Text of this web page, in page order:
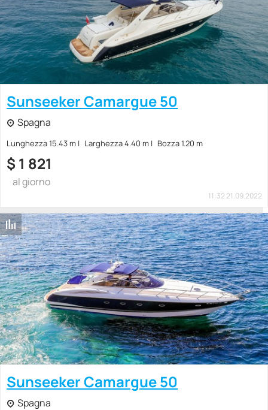
Sunseeker Camargue 50
Spagna
Lunghezza 15.43 m Larghezza 4.40 m Bozza 1.20 m
$ 1 821
al giorno
11:32 21.09.2022
Sunseeker Camargue 50
Spagna